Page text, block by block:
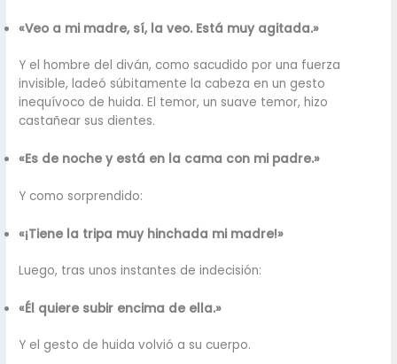
«Veo a mi madre, sí, la veo. Está muy agitada.»
Y el hombre del diván, como sacudido por una fuerza
invisible, ladeó súbitamente la cabeza en un gesto
inequívoco de huida. El temor, un suave temor, hizo
castañear sus dientes.
«Es de noche y está en la cama con mi padre.»
Y como sorprendido:
«¡Tiene la tripa muy hinchada mi madre!»
Luego, tras unos instantes de indecisión:
«Él quiere subir encima de ella.»
Y el gesto de huida volvió a su cuerpo.